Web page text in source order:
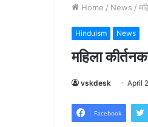
Home / News /
Hinduism News
महिला
vskdesk April
Facebook